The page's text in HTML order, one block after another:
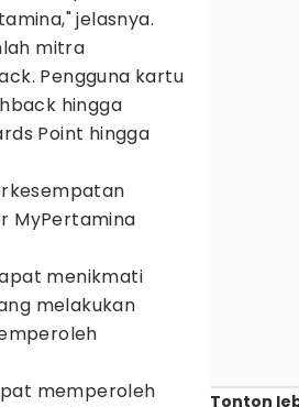
jelasnya.
mitra
Pengguna kartu
hingga
Point hingga
MyPertamina
menikmati
melakukan
memperoleh
Tonton